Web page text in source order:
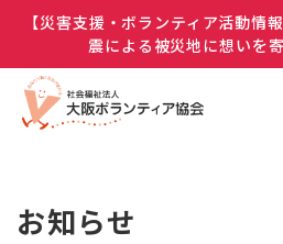
【災害支援・ボランティア活動情
震による被災地に想いを
お知らせ